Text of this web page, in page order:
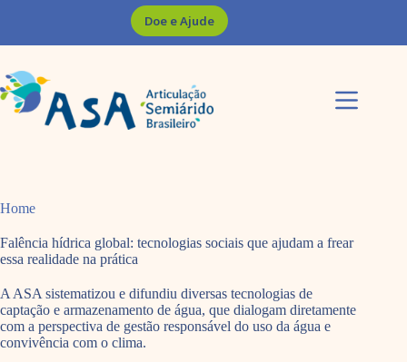
Doe e Ajude
Home
Falência hídrica global: tecnologias sociais que ajudam a frear
essa realidade na prática
A ASA sistematizou e difundiu diversas tecnologias de
captação e armazenamento de água, que dialogam diretamente
com a perspectiva de gestão responsável do uso da água e
convivência com o clima.